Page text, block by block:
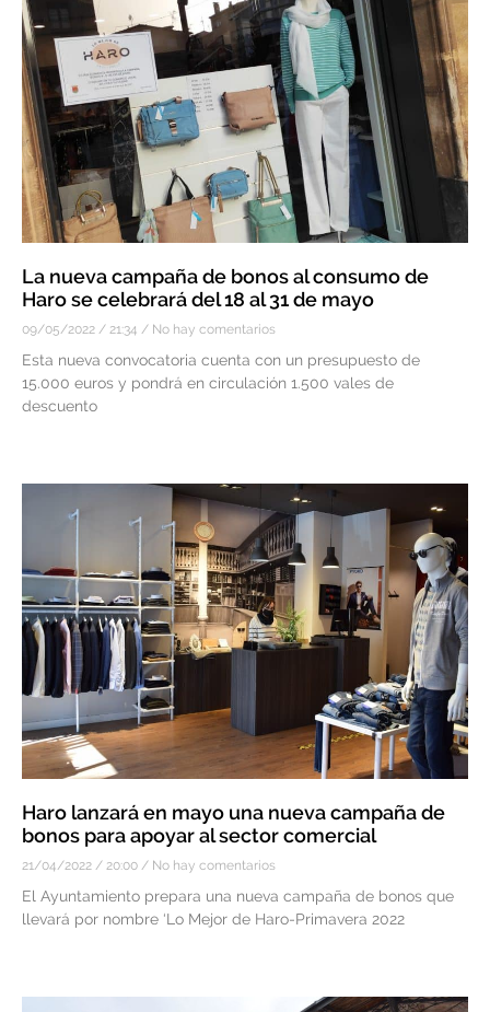
La nueva campaña de bonos al consumo de
Haro se celebrará del 18 al 31 de mayo
09/05/2022 21:34 No hay comentarios
Esta nueva convocatoria cuenta con un presupuesto de
15.000 euros y pondrá en circulación 1.500 vales de
descuento
Haro lanzará en mayo una nueva campaña de
bonos para apoyar al sector comercial
21/04/2022 20:00 No hay comentarios
El Ayuntamiento prepara una nueva campaña de bonos que
llevará por nombre ‘Lo Mejor de Haro-Primavera 2022